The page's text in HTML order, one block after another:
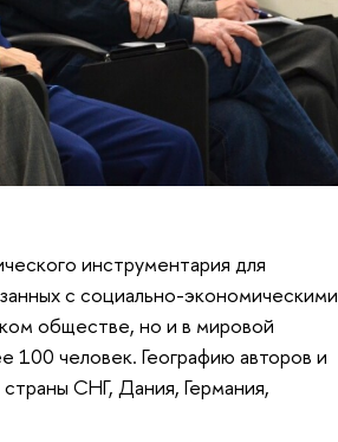
инструментария для
с социально-экономическими
обществе, но и в мировой
100 человек. Географию авторов и
СНГ, Дания, Германия,